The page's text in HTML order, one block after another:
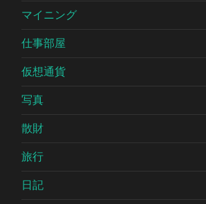
マイニング
仕事部屋
仮想通貨
写真
散財
旅行
日記